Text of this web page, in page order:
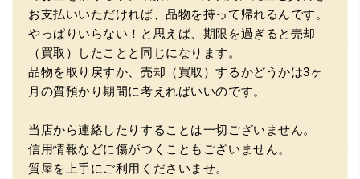
正直他店の倍以上で驚きました。また機会があれば利用し
ます。
お支払いいただければ、品物を持って帰れるんです。
やっぱりいらない！と思えば、期限を過ぎると売却
（買取）したことと同じになります。
品物を取り戻すか、売却（買取）するかどうかは3ヶ
月の質預かり期間に考えればいいのです。
当店から連絡したりすることは一切ございません。
信用情報などに傷がつくこともございません。
質屋を上手にご利用くださいませ。